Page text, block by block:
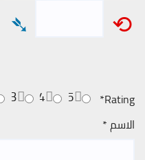
⟲
➴
Rating
*
5
4
3
الاسم*